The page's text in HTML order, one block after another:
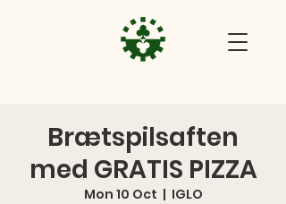
Brætspilsaften
med GRATIS PIZZA
Mon 10 Oct
  |
IGLO